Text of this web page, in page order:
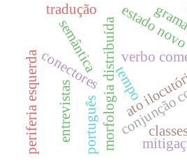
verbo
morfologia distribuída
português
conectores
semântica
tempo
periferia esquerda
estado
ato
entrevistas
tradução